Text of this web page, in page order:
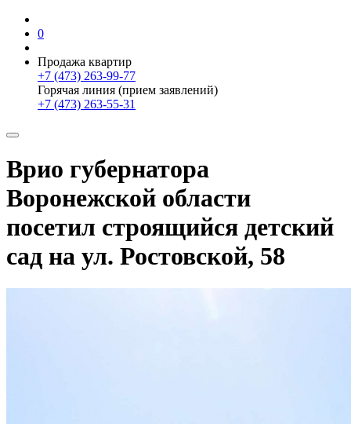
0
Продажа квартир
+7 (473) 263-99-77
Горячая линия (прием заявлений)
+7 (473) 263-55-31
Врио губернатора
Воронежской области
посетил строящийся детский
сад на ул. Ростовской, 58